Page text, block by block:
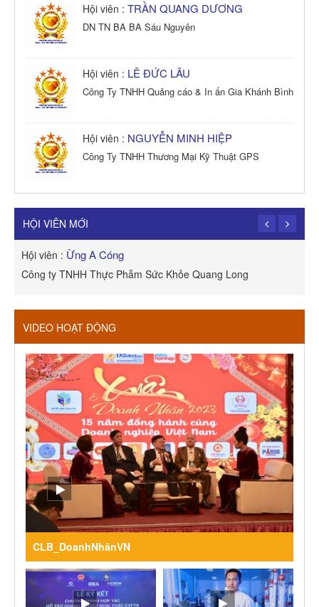
Hội viên : TRẦN QUANG DƯƠNG
DN TN BA BA Sáu Nguyên
Hội viên : LÊ ĐỨC LÂU
Công Ty TNHH Quảng cáo & In ấn Gia Khánh Bình
Hội viên : NGUYỄN MINH HIỆP
Công Ty TNHH Thương Mại Kỹ Thuật GPS
Công Ty TNHH Dịch vụ Cuộc Sống Hạnh Phúc
HỘI VIÊN MỚI
Hội viên : Ừng A Cóng
Công ty TNHH Thực Phẫm Sức Khỏe Quang Long
VIDEO HOẠT ĐỘNG
CLB_DoanhNhânVN